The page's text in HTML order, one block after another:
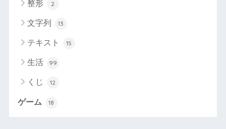
整形 2
文字列 13
テキスト 15
生活 99
くじ 12
ゲーム 18